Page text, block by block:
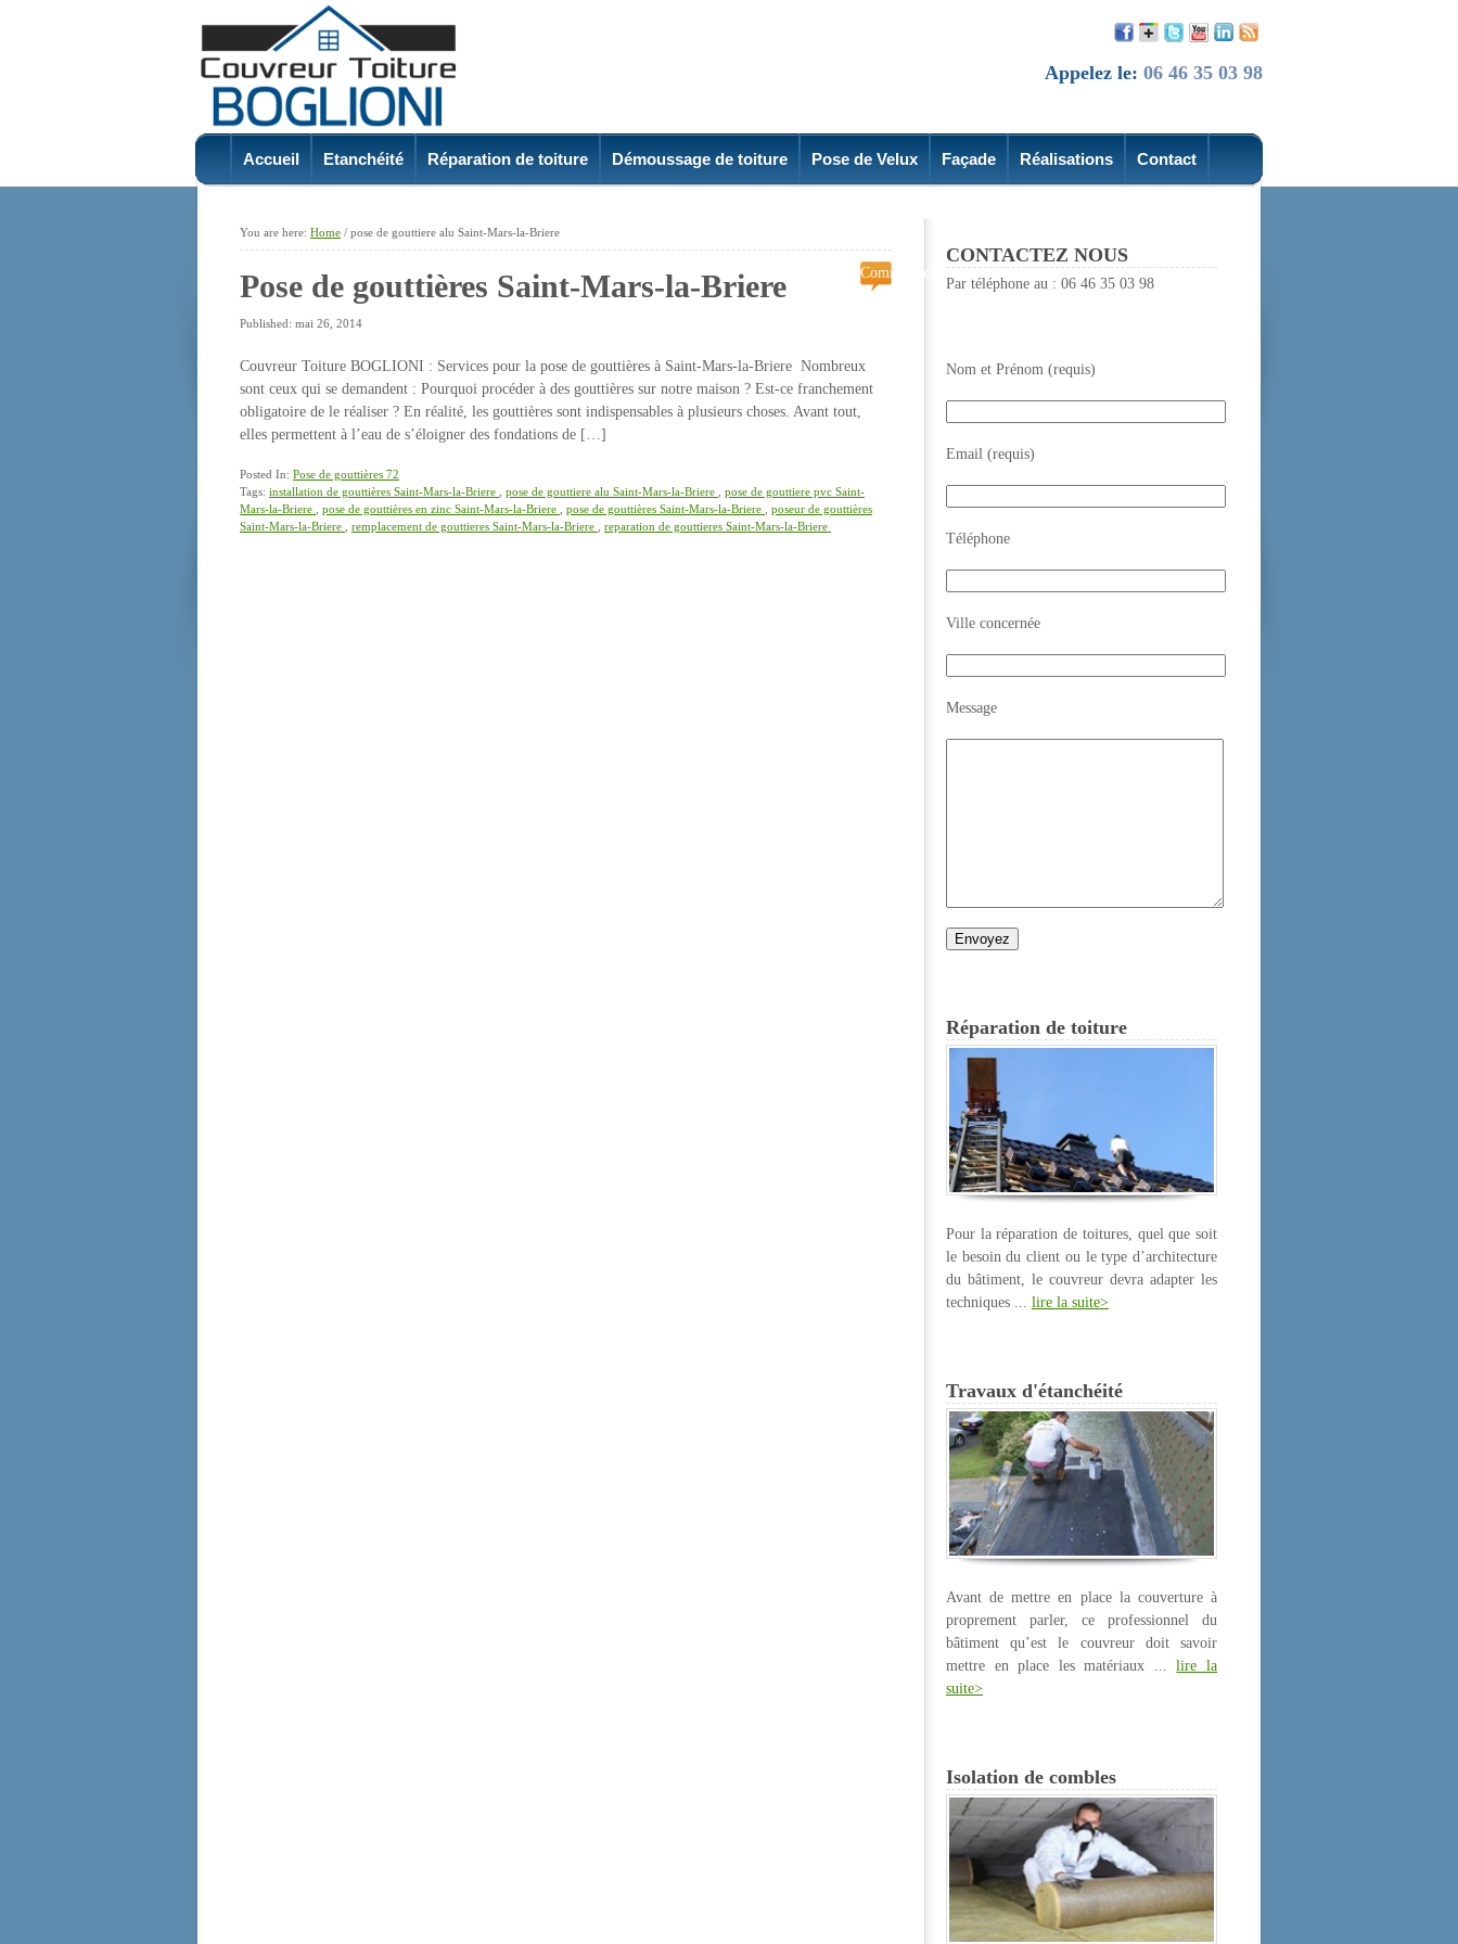
Appelez le: 06 46 35 03 98
Accueil Etanchéité Réparation de toiture Démoussage de toiture Pose de Velux Façade Réalisations Contact
You are here: Home / pose de gouttiere alu Saint-Mars-la-Briere
Pose de gouttières Saint-Mars-la-Briere
Commentaires
fermés
de
gouttières
Published: mai 26, 2014
Couvreur Toiture BOGLIONI : Services pour la pose de gouttières à Saint-Mars-la-Briere Nombreux
sont ceux qui se demandent : Pourquoi procéder à des gouttières sur notre maison ? Est-ce franchement
obligatoire de le réaliser ? En réalité, les gouttières sont indispensables à plusieurs choses. Avant tout,
elles permettent à l’eau de s’éloigner des fondations de […]
Posted In: Pose de gouttières 72
Tags: installation de gouttières Saint-Mars-la-Briere pose de gouttiere alu Saint-Mars-la-Briere
pose de gouttiere pvc Saint-
Mars-la-Briere
pose de gouttières en zinc Saint-Mars-la-Briere pose de gouttières Saint-Mars-la-Briere
poseur de gouttières
Saint-Mars-la-Briere
remplacement de gouttieres Saint-Mars-la-Briere reparation de gouttieres Saint-Mars-la-Briere
CONTACTEZ NOUS
Par téléphone au : 06 46 35 03 98
Nom et Prénom (requis)
Email (requis)
Téléphone
Ville concernée
Message
Réparation de toiture
Pour la réparation de toitures, quel que soit
le besoin du client ou le type d’architecture
du bâtiment, le couvreur devra adapter les
techniques ... lire la suite>
Travaux d'étanchéité
Avant de mettre en place la couverture à
proprement parler, ce professionnel du
bâtiment qu’est le couvreur doit savoir
mettre en place les matériaux ...lire la
suite>
Isolation de combles